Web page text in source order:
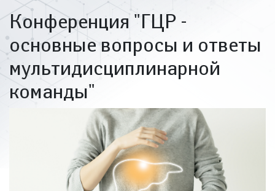
Конференция "ГЦР -
основные вопросы и ответы
мультидисциплинарной
команды"